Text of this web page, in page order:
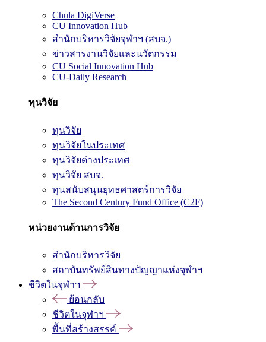
Chula DigiVerse
CU Innovation Hub
สำนักบริหารวิจัยจุฬาฯ (สบจ.)
ข่าวสารงานวิจัยและนวัตกรรม
CU Social Innovation Hub
CU-Daily Research
ทุนวิจัย
ทุนวิจัย
ทุนวิจัยในประเทศ
ทุนวิจัยต่างประเทศ
ทุนวิจัย สบจ.
ทุนสนับสนุนยุทธศาสตร์การวิจัย
The Second Century Fund Office (C2F)
หน่วยงานด้านการวิจัย
สำนักบริหารวิจัย
สถาบันทรัพย์สินทางปัญญาแห่งจุฬาฯ
ชีวิตในจุฬาฯ
ย้อนกลับ
ชีวิตในจุฬาฯ
พื้นที่สร้างสรรค์